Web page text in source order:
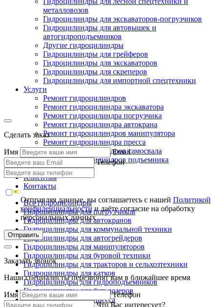
металловозов
Гидроцилиндры для экскаваторов-погрузчиков
Гидроцилиндры для автовышек и
автогидроподъемников
Другие гидроцилиндры
Гидроцилиндры для грейферов
Гидроцилиндры для экскаваторов
Гидроцилиндры для скреперов
Гидроцилиндры для импортной спецтехники
Услуги
Ремонт гидроцилиндров
Ремонт гидроцилиндра экскаватора
Ремонт гидроцилиндра погрузчика
Ремонт гидроцилиндра автокрана
Ремонт гидроцилиндров манипулятора
Ремонт гидроцилиндра пресса
Ремонт гидроцилиндров самосвала
Ремонт гидроцилиндров подъемника
Производство
Клиентам
Контакты
Все гидроцилиндры
Гидроцилиндры для погрузчиков
Гидроцилиндры для автокранов
Гидроцилиндры для коммунальной техники
Гидроцилиндры для автогрейдеров
Гидроцилиндры для манипуляторов
Гидроцилиндры для буровой техники
Гидроцилиндры для тракторов и сельхозтехники
Гидроцилиндры для катков
Гидроцилиндры для гидроподъемников
Гидроцилиндры для бульдозеров
Гидроцилиндры для пресса
Сделать заказ
Имя
Email
Телефон
Отправляя данные, вы соглашаетесь с нашейПолитикой
конфиденциальностии даёте согласие на обработку
персональных данных
Отправить
Заказать звонок
Наши специалисты перезвонят вам в ближайшее время
Имя
Телефон
Что Вас интересует?